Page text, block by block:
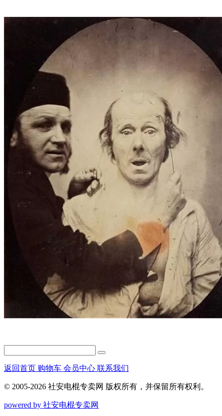
返回首页 购物车 会员中心 联系我们
© 2005-2026 社安电棍专卖网 版权所有，并保留所有权利。
powered by 社安电棍专卖网